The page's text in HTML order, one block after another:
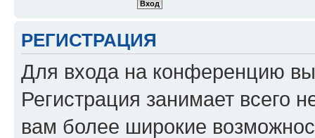
РЕГИСТРАЦИЯ
Для входа на конференцию
Регистрация занимает всего
вам более широкие